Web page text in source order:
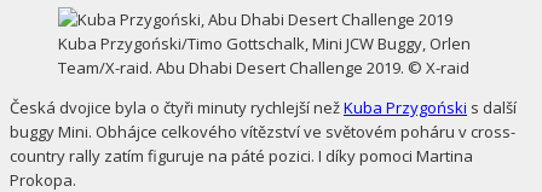
Kuba Przygoński/Timo Gottschalk, Mini JCW Buggy, Orlen
Team/X-raid. Abu Dhabi Desert Challenge 2019. © X-raid
Česká dvojice byla o čtyři minuty rychlejší nežKuba Przygoński s další
buggy Mini. Obhájce celkového vítězství ve světovém poháru v cross-
country rally zatím figuruje na páté pozici. I díky pomoci Martina
Prokopa.